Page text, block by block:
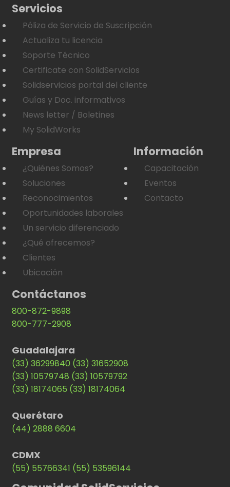
Servicios
Póliza de Servicio de Suscripción
Actualiza tu licencia
Soporte Técnico
Certificate con SolidServicios
Solidservicios portal del cliente
Guías y Doc. informativos
News letter / Boletines
My SolidWorks
Empresa
¿Quiénes Somos?
Soluciones
Reconocimientos
Oportunidades laborales
Un servicio diferenciado
¿Qué ofrecemos?
Clientes
Ubicación
Información
Capacitación
Eventos
Contacto
Contáctanos
800-872-9898
800-777-2908
Guadalajara
(33) 36299840 (33) 31652908
(33) 10579748 (33) 10579792
(33) 18174065 (33) 18174064
Querétaro
(44) 2888 6604
CDMX
(55) 55766341 (55) 53596144